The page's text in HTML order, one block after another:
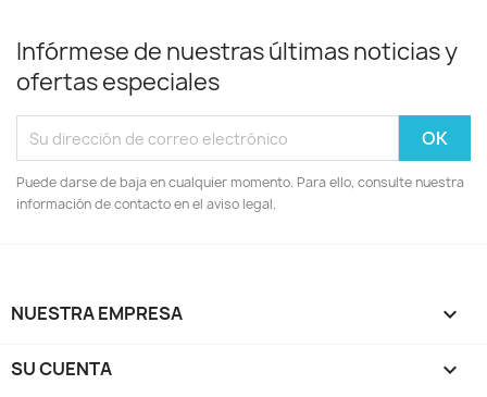
Infórmese de nuestras últimas noticias y
ofertas especiales
Puede darse de baja en cualquier momento. Para ello, consulte nuestra
información de contacto en el aviso legal.
NUESTRA EMPRESA 
SU CUENTA 